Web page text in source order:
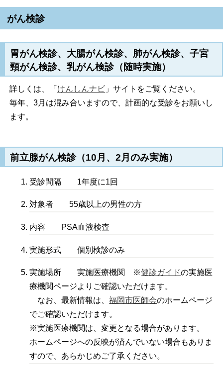
がん検診
胃がん検診、大腸がん検診、肺がん検診、子宮
頸がん検診、乳がん検診（随時実施）
詳しくは、「 けんしんナビ 」サイトをご覧ください。
毎年、3月は混み合いますので、計画的な受診をお願いし
ます。
前立腺がん検診（10月、2月のみ実施）
受診間隔 1年度に1回
対象者 55歳以上の男性の方
内容 PSA血液検査
実施形式 個別検診のみ
実施場所 実施医療機関 ※健診ガイドの実施医
療機関ページよりご確認いただけます。
なお、最新情報は、福岡市医師会のホームページ
でご確認いただけます。
※実施医療機関は、変更となる場合があります。
ホームページへの反映が済んでいない場合もありま
すので、あらかじめご了承ください。